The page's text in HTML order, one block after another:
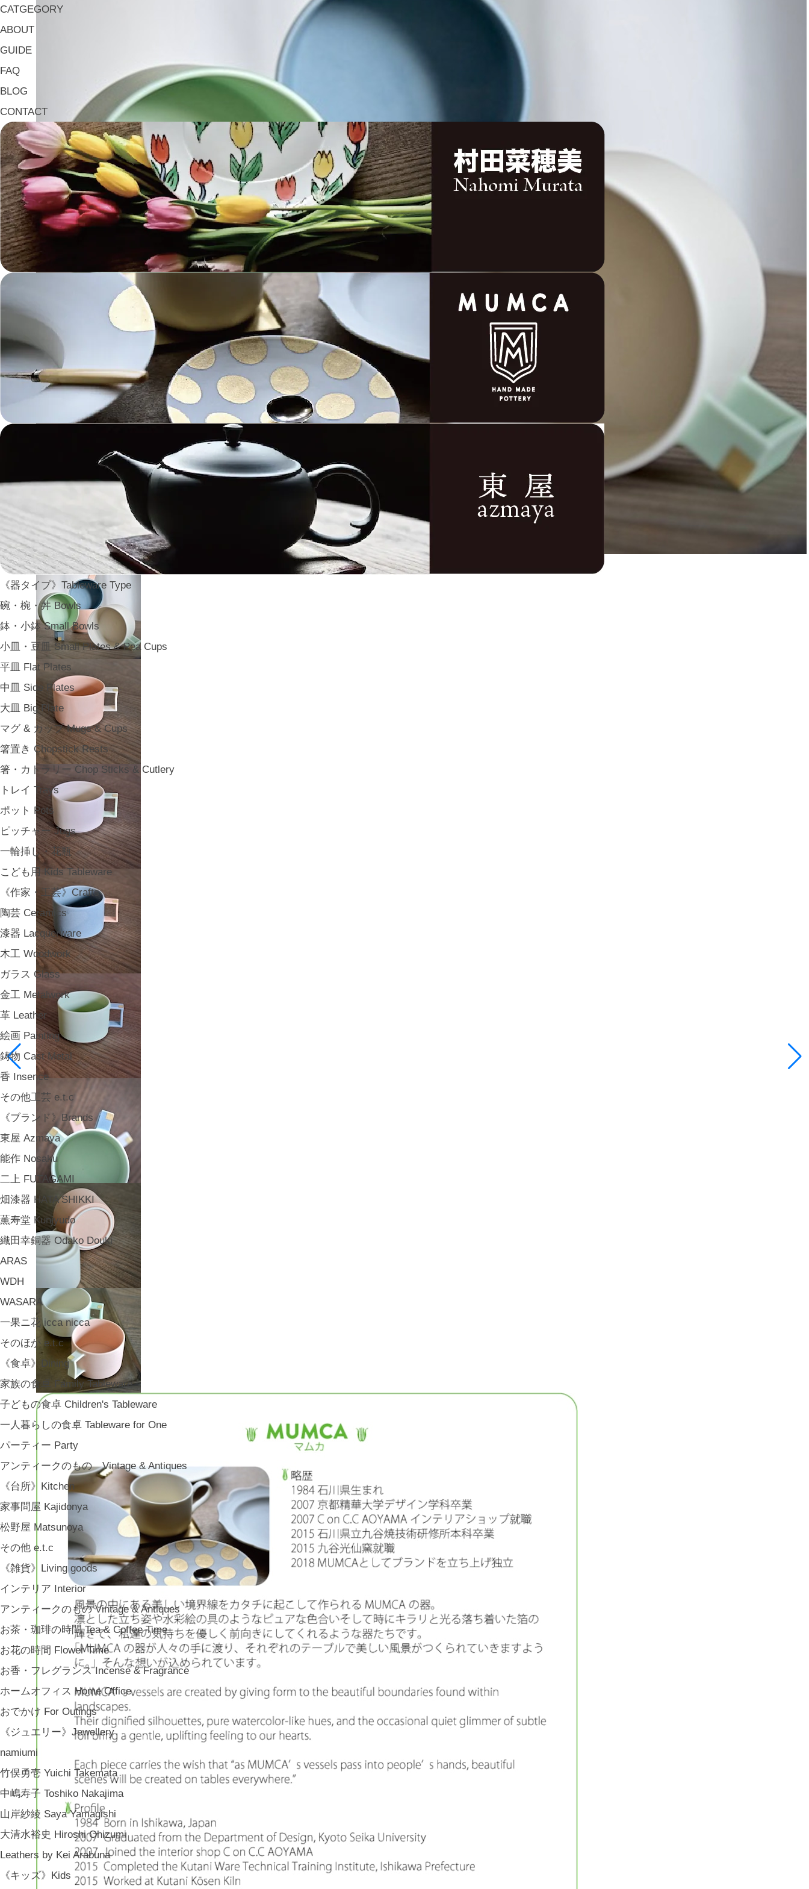
CATGEGORY
ABOUT
GUIDE
FAQ
BLOG
CONTACT
《器タイプ》Tableware Type
碗・椀・丼 Bowls
鉢・小鉢 Small Bowls
小皿・豆皿 Small Plates & Pea Cups
平皿 Flat Plates
中皿 Side Plates
大皿 Big Plate
マグ & カップ Mugs & Cups
箸置き Chopstick Rests
箸・カトラリー Chop Sticks & Cutlery
トレイ Trays
ポット Pots
ピッチャー Jugs
一輪挿し・花瓶
こども用 Kids Tableware
《作家・工芸》Crafts
陶芸 Ceramics
漆器 Lacquerware
木工 Woodwork
ガラス Glass
金工 Metalwork
革 Leather
絵画 Painting
鋳物 Cast Metal
香 Insence
その他工芸 e.t.c
《ブランド》Brands
東屋 Azmaya
能作 Nosaku
二上 FUTAGAMI
畑漆器 HATA SHIKKI
薫寿堂 Kunjyudo
織田幸銅器 Odako Douki
ARAS
WDH
WASARA
一果ニ花 icca nicca
そのほか e.t.c
《食卓》Dining
家族の食卓 Family Tableware
子どもの食卓 Children's Tableware
一人暮らしの食卓 Tableware for One
パーティー Party
アンティークのもの Vintage & Antiques
《台所》Kitchen
家事問屋 Kajidonya
松野屋 Matsunoya
その他 e.t.c
《雑貨》Living goods
インテリア Interior
アンティークのもの Vintage & Antiques
お茶・珈琲の時間 Tea & Coffee Time
お花の時間 Flower Time
お香・フレグランス Incense & Fragrance
ホームオフィス Home Office
おでかけ For Outings
《ジュエリー》Jewellery
namiumi
竹俣勇壱 Yuichi Takemata
中嶋寿子 Toshiko Nakajima
山岸紗綾 Saya Yamagishi
大清水裕史 Hiroshi Ohizumi
Leathers by Kei Arabuna
《キッズ》Kids